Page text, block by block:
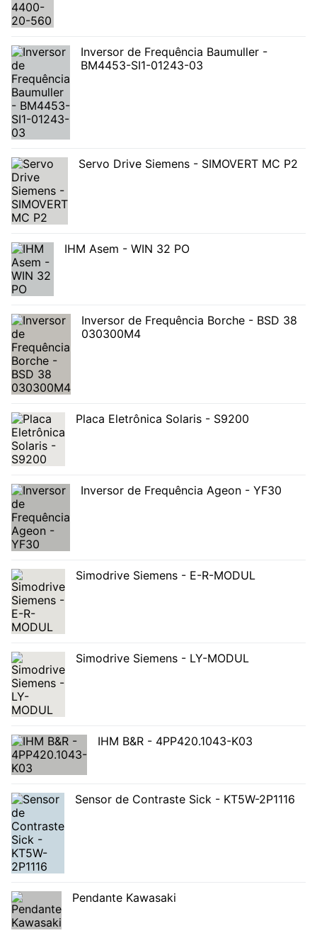
Inversor de Frequência Baumuller -
BM4453-SI1-01243-03
Servo Drive Siemens - SIMOVERT MC P2
IHM Asem - WIN 32 PO
Inversor de Frequência Borche - BSD 38
030300M4
Placa Eletrônica Solaris - S9200
Inversor de Frequência Ageon - YF30
Simodrive Siemens - E-R-MODUL
Simodrive Siemens - LY-MODUL
IHM B&R - 4PP420.1043-K03
Sensor de Contraste Sick - KT5W-2P1116
Pendante Kawasaki